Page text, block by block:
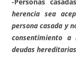
-Personas
herencia sea
persona casada y
consentimiento a
deudas